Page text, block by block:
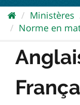
Ministères
Norme en